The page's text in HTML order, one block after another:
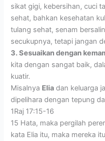
sikat gigi, kebersihan, cuci
sehat, bahkan kesehatan
tulang sehat, senam
secukupnya, tetapi jangan
3. Sesuaikan dengan
kita dengan sangat baik,
kuatir.
Misalnya Elia dan keluarga
dipelihara dengan tepung
1Raj 17:15-16
15 Hata, maka pergilah
kata Elia itu, maka mereka